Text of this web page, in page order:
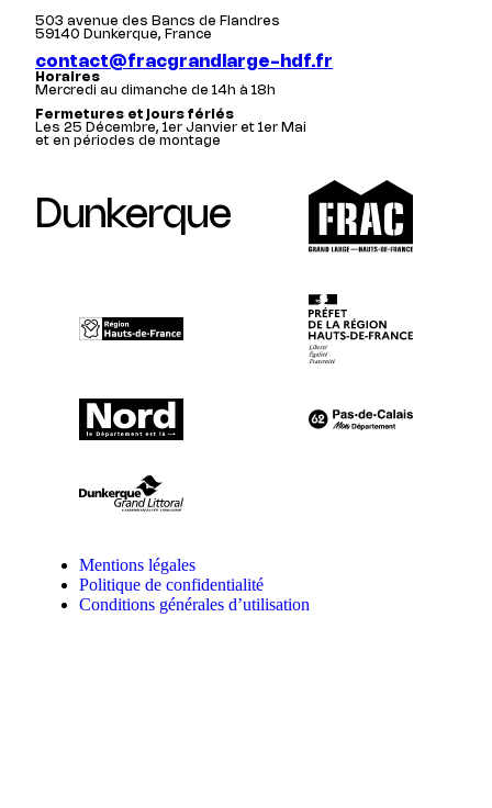
503 avenue des Bancs de Flandres
59140 Dunkerque, France
contact@fracgrandlarge-hdf.fr
Horaires
Mercredi au dimanche de 14h à 18h
Fermetures et jours fériés
Les 25 Décembre, 1er Janvier et 1er Mai
et en périodes de montage
Dunkerque
Mentions légales
Politique de confidentialité
Conditions générales d’utilisation